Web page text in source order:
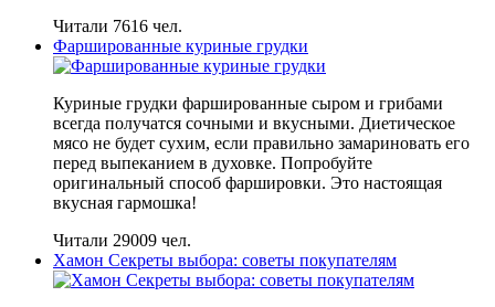
Читали 7616 чел.
Фаршированные куриные грудки
Куриные грудки фаршированные сыром и грибами
всегда получатся сочными и вкусными. Диетическое
мясо не будет сухим, если правильно замариновать его
перед выпеканием в духовке. Попробуйте
оригинальный способ фаршировки. Это настоящая
вкусная гармошка!
Читали 29009 чел.
Хамон Секреты выбора: советы покупателям